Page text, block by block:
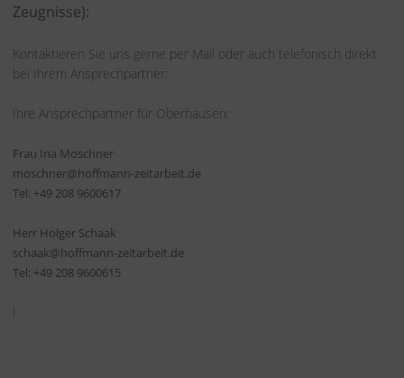
Zeugnisse):
Kontaktieren Sie uns gerne per Mail oder auch telefonisch direkt
bei Ihrem Ansprechpartner:
Ihre Ansprechpartner für Oberhausen:
Frau Ina Moschner
moschner@hoffmann-zeitarbeit.de
Tel: +49 208 9600617
Herr Holger Schaak
schaak@hoffmann-zeitarbeit.de
Tel: +49 208 9600615
I